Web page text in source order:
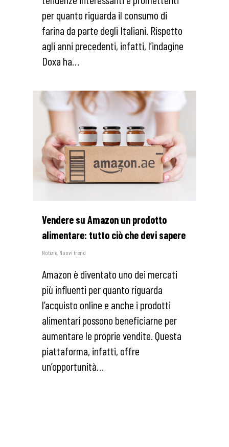
per quanto riguarda il consumo di
farina da parte degli Italiani. Rispetto
agli anni precedenti, infatti, l’indagine
Doxa ha…
Vendere su Amazon un prodotto
alimentare: tutto ciò che devi sapere
Notizie Nuovi trend
Amazon è diventato uno dei mercati
più influenti per quanto riguarda
l’acquisto online e anche i prodotti
alimentari possono beneficiarne per
aumentare le proprie vendite. Questa
piattaforma, infatti, offre
un’opportunità…
2